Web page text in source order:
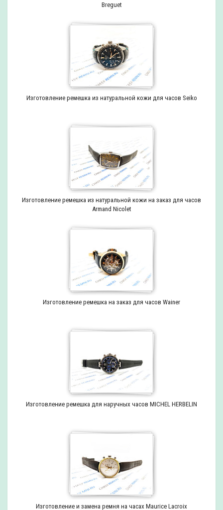
Breguet
Изготовление ремешка из натуральной кожи для часов Seiko
Изготовление ремешка из натуральной кожи на заказ для часов
Armand Nicolet
Изготовление ремешка на заказ для часов Wainer
Изготовление ремешка для наручных часов MICHEL HERBELIN
Изготовление и замена ремня на часах Maurice Lacroix